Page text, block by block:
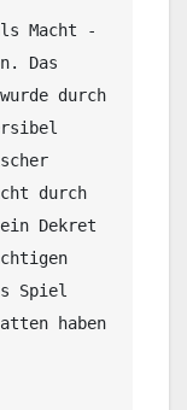
Macht -
Das
durch
durch
Dekret
Spiel
haben